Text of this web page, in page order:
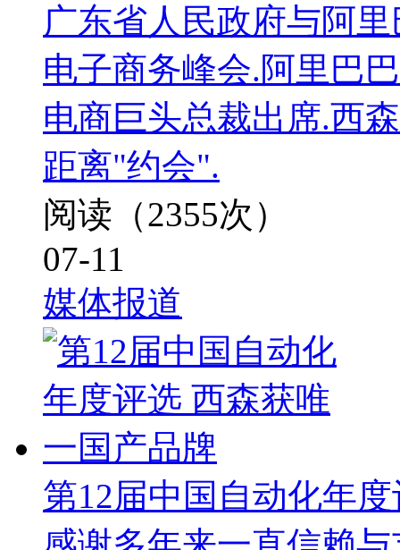
广东省人民政府与阿
电子商务峰会.阿里巴
电商巨头总裁出席.西
距离"约会".
阅读（2355次）
07-11
媒体报道
第12届中国自动化年